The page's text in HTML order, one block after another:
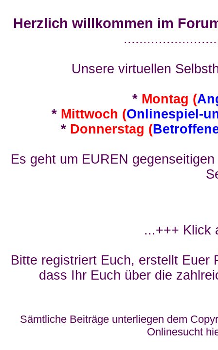
Herzlich willkommen im
Unsere virtuellen
* Montag (
* Mittwoch (Onlinespiel-
* Donnerstag (
Es geht um EUREN
...+++ Klick
Bitte registriert Euch, erstellt Euer
dass Ihr Euch über die
Sämtliche Beiträge unterliegen dem
Onlinesucht